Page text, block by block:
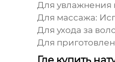
Для увлажнения
Для массажа:
Для ухода за
Для